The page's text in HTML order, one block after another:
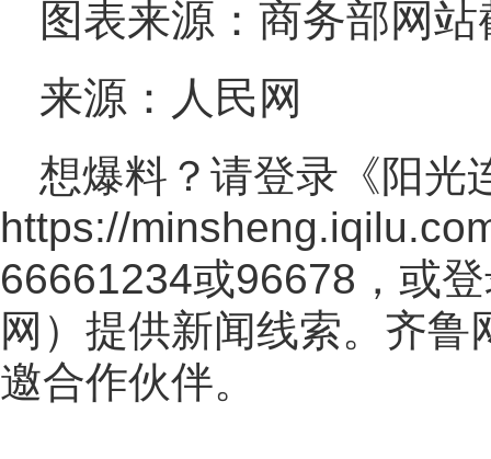
图表来源：商务部网站
来源：人民网
想爆料？请登录《阳光
https://
66661234或96678，或
网 ）提供新闻线索。齐鲁
邀合作伙伴。